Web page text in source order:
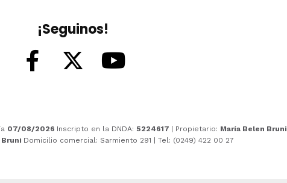
¡Seguinos!
07/08/2026 Inscripto en la DNDA: 5224617 | Propietario: María Belen Bruni
Bruni Domicilio comercial: Sarmiento 291 | Tel: (0249) 422 00 27